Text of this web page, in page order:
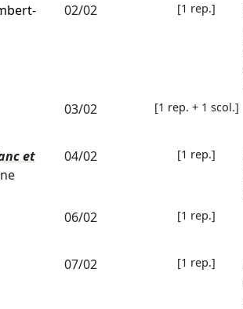
02/02 [1 rep.]
03/02 [1 rep. + 1 scol.]
et
04/02 [1 rep.]
06/02 [1 rep.]
07/02 [1 rep.]